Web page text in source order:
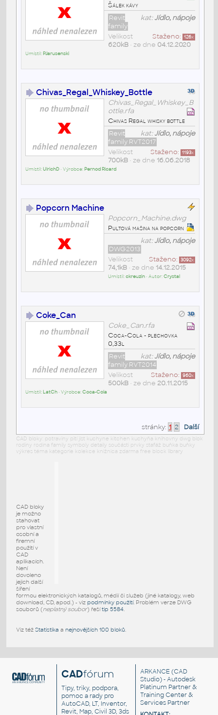
Šálek kávy
kat:Jídlo, nápoje
Revit
family
Staženo: 126x
Velikost
620kB• ze dne 04.12.2020
Umístil: PJarusenski
Chivas_Regal_Whiskey_Bottle
Chivas_Regal_Whiskey_B
ottle.rfa
Chivas Regal whisky bottle
kat:Jídlo, nápoje
Revit
family RVT2017
Staženo: 1193x
Velikost
700kB• ze dne 16.06.2018
Umístil:UlrichD• Výrobce: Pernod Ricard
Popcorn Machine
Popcorn_Machine.dwg
Pultová mašina na popcorn
kat:Jídlo, nápoje
DWG2013
Staženo: 3092x
Velikost
74,1kB• ze dne 14.12.2015
Umístil:ckreuzin• Autor:Crystal
Coke_Can
Coke_Can.rfa
Coca-Cola - plechovka
0,33l
kat:Jídlo, nápoje
Revit
family RVT2014
Staženo: 960x
Velikost
500kB• ze dne 20.11.2015
Umístil: LatCh• Výrobce:Coca-Cola
stránky: 1 2 Další
CAD bloky: potraviny pití jíst kuchyne kitchen kuchyňa knihovny dwg blok
rodiny rodina family symboly detaily součásti prvky stafáž buňka buňky
výkres téma kategorie kolekce knižnica zdarma free block library
CAD bloky
je možno
stahovat
pro vlastní
osobní a
firemní
použití v
CAD
aplikacích.
Není
dovoleno
jejich další
šíření
formou elektronických katalogů, médií či služeb (jiné katalogy, web
download, CD, apod.) - viz podmínky použití. Problém verze DWG
souborů (neplatný soubor) řešítip 5584.
Viz též Statistika a nejnovějších 100 bloků.
CADfórum
Tipy, triky, podpora,
pomoc a rady pro
AutoCAD, LT, Inventor,
Revit, Map, Civil 3D, 3ds
ARKANCE (CAD
Studio) - Autodesk
Platinum Partner &
Training Center &
Services Partner